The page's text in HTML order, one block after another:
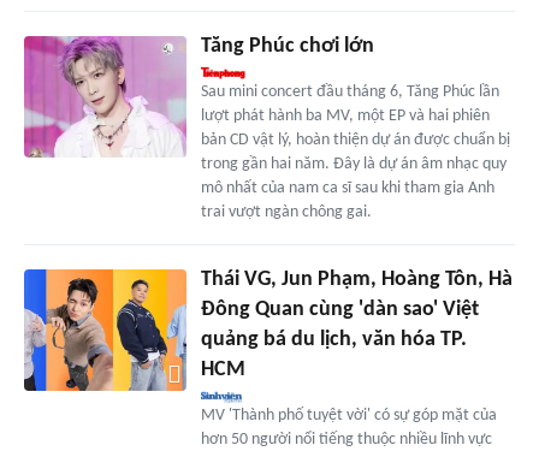
Tăng Phúc chơi lớn
Sau mini concert đầu tháng 6, Tăng Phúc lần
lượt phát hành ba MV, một EP và hai phiên
bản CD vật lý, hoàn thiện dự án được chuẩn bị
trong gần hai năm. Đây là dự án âm nhạc quy
mô nhất của nam ca sĩ sau khi tham gia Anh
trai vượt ngàn chông gai.
Thái VG, Jun Phạm, Hoàng Tôn, Hà
Đông Quan cùng 'dàn sao' Việt
quảng bá du lịch, văn hóa TP.
HCM
MV 'Thành phố tuyệt vời' có sự góp mặt của
hơn 50 người nổi tiếng thuộc nhiều lĩnh vực